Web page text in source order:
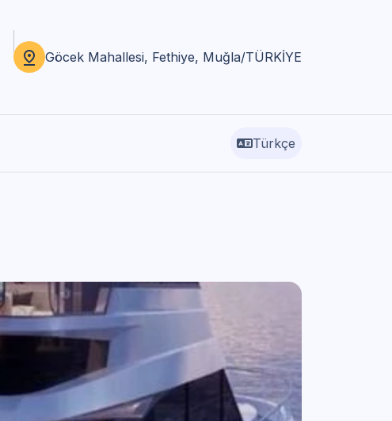
Göcek Mahallesi, Fethiye, Muğla/TÜRKİYE
Türkçe